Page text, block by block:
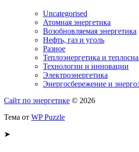
Uncategorised
Атомная энергетика
Возобновляемая энергетика
Нефть, газ и уголь
Разное
Теплоэнергетика и
Технологии и инновации
Электроэнергетика
Энергосбережение и
Сайт по энергетике © 2026
Тема от WP Puzzle
➤